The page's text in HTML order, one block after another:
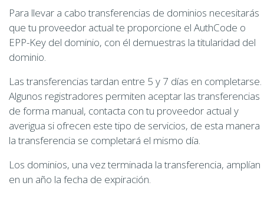
Para llevar a cabo transferencias de dominios necesitarás
que tu proveedor actual te proporcione el AuthCode o
EPP-Key del dominio, con él demuestras la titularidad del
dominio.
Las transferencias tardan entre 5 y 7 días en completarse.
Algunos registradores permiten aceptar las transferencias
de forma manual, contacta con tu proveedor actual y
averigua si ofrecen este tipo de servicios, de esta manera
la transferencia se completará el mismo día.
Los dominios, una vez terminada la transferencia, amplían
en un año la fecha de expiración.